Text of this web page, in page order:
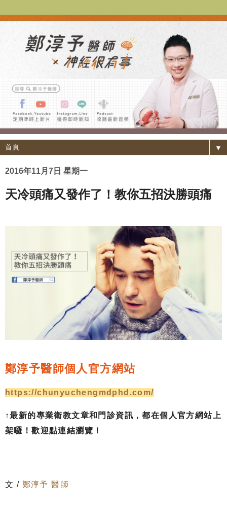
▼
2016年11月7日 星期一
天冷頭痛又發作了！教你五招決勝頭痛
鄭淳予醫師個人官方網站
https://chunyuchengmdphd.com/
↑最新的專業衛教文章和門診資訊，都在個人官方網站上
架囉！歡迎點連結瀏覽！
文 / 鄭淳予 醫師